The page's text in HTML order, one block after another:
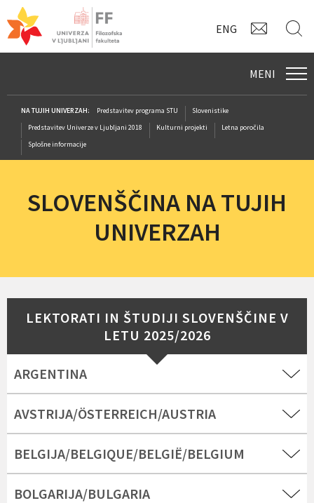
ENG
MENI
NA TUJIH UNIVERZAH: Predstavitev programa STU
Slovenistike
Predstavitev Univerze v Ljubljani 2018
Kulturni projekti
Letna poročila
Splošne informacije
SLOVENŠČINA NA TUJIH
UNIVERZAH
LEKTORATI IN ŠTUDIJI SLOVENŠČINE V
LETU 2025/2026
ARGENTINA
AVSTRIJA/ÖSTERREICH/AUSTRIA
BELGIJA/BELGIQUE/BELGIË/BELGIUM
BOLGARIJA/BULGARIA